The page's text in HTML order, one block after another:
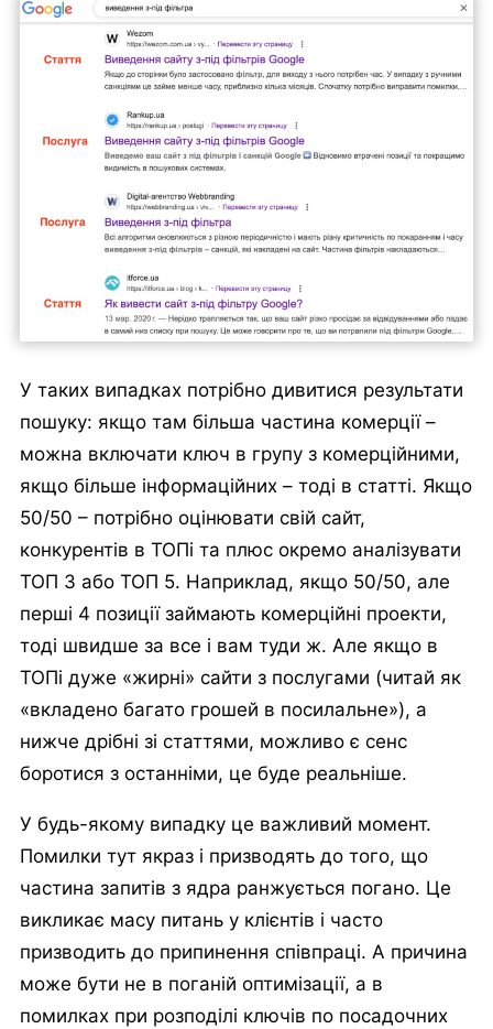
У таких випадках потрібно дивитися результати
пошуку: якщо там більша частина комерції –
можна включати ключ в групу з комерційними,
якщо більше інформаційних – тоді в статті. Якщо
50/50 – потрібно оцінювати свій сайт,
конкурентів в ТОПі та плюс окремо аналізувати
ТОП 3 або ТОП 5. Наприклад, якщо 50/50, але
перші 4 позиції займають комерційні проекти,
тоді швидше за все і вам туди ж. Але якщо в
ТОПі дуже «жирні» сайти з послугами (читай як
«вкладено багато грошей в посилальне»), а
нижче дрібні зі статтями, можливо є сенс
боротися з останніми, це буде реальніше.
У будь-якому випадку це важливий момент.
Помилки тут якраз і призводять до того, що
частина запитів з ядра ранжується погано. Це
викликає масу питань у клієнтів і часто
призводить до припинення співпраці. А причина
може бути не в поганій оптимізації, а в
помилках при розподілі ключів по посадочних